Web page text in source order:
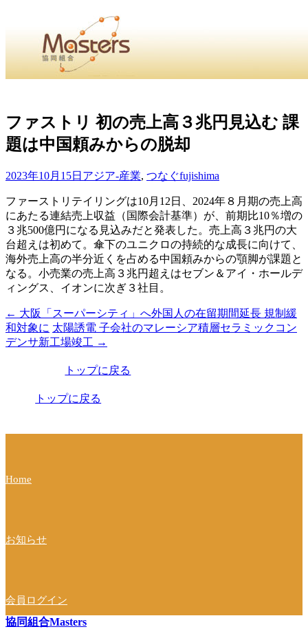
せ・
・Home・ ・理 念・ ・沿 革・ ・組織図・ ・会
協同組合Masters／
国土交通省・経済産業省・農林水産省・厚生労働省 認可
Masters組合員ログイン
ファストリ 初の売上高３兆円見込む 課
題は中国頼みからの脱却
2023年10月15日 アジア-産業, つなぐfujishima
ファーストリテイリングは10月12日、2024年８月期の売上高
にあたる連結売上収益（国際会計基準）が、前期比10％増の
３兆500億円になる見込みだと発表した。売上高３兆円の大
台超えは初めて。傘下のユニクロの持続的な成長に向けて、
海外売上高の半分近くを占める中国頼みからの顎脚が課題と
なる。小売業の売上高３兆円超えはセブン＆アイ・ホールデ
ィングス、イオンに次ぎ３社目。
投
稿
← 大阪「スーパーシティ」へ外国人の在留期間延長 規制緩
和対象に 太陽誘電 子会社のマレーシア積層セラミックコン
デンサ新工場竣工 →
トップに戻る
トップに戻る
Home
お知らせ
会員ログイン
協同組合Masters